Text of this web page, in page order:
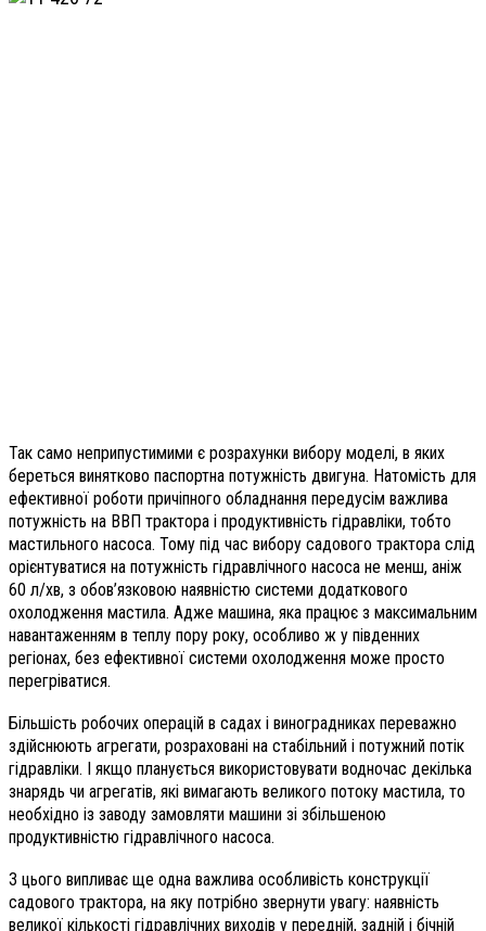
Так само неприпустимими є розрахунки вибору моделі, в яких
береться винятково паспортна потужність двигуна. Натомість для
ефективної роботи причіпного обладнання передусім важлива
потужність на ВВП трактора і продуктивність гідравліки, тобто
мастильного насоса. Тому під час вибору садового трактора слід
орієнтуватися на потужність гідравлічного насоса не менш, аніж
60 л/хв, з обов’язковою наявністю системи додаткового
охолодження мастила. Адже машина, яка працює з максимальним
навантаженням в теплу пору року, особливо ж у південних
регіонах, без ефективної системи охолодження може просто
перегріватися.
Більшість робочих операцій в садах і виноградниках переважно
здійснюють агрегати, розраховані на стабільний і потужний потік
гідравліки. І якщо планується використовувати водночас декілька
знарядь чи агрегатів, які вимагають великого потоку мастила, то
необхідно із заводу замовляти машини зі збільшеною
продуктивністю гідравлічного насоса.
З цього випливає ще одна важлива особливість конструкції
садового трактора, на яку потрібно звернути увагу: наявність
великої кількості гідравлічних виходів у передній, задній і бічній